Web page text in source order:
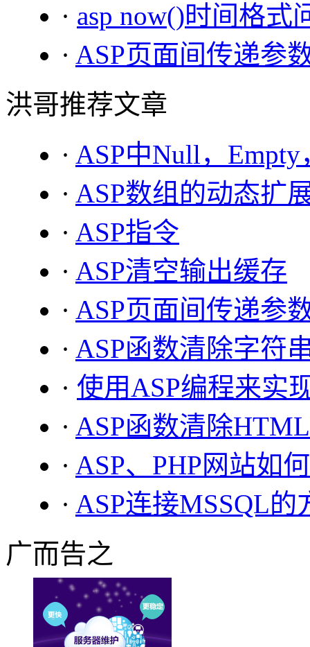
· asp now()时间格式
· ASP页面间传递参
洪哥推荐文章
· ASP中Null，
· ASP数组的动态扩
· ASP指令
· ASP清空输出缓存
· ASP页面间传递参
· ASP函数清除字符
· 使用ASP编程来实
· ASP函数清除
· ASP、PHP网站如
· ASP连接MSSQL
广而告之